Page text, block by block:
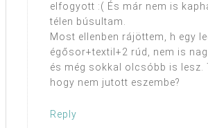
elfogyott :( És már nem is
télen búsultam.
Most ellenben rájöttem, h egy
égősor+textil+2 rúd, nem is
és még sokkal olcsóbb is lesz.
hogy nem jutott eszembe?
Reply